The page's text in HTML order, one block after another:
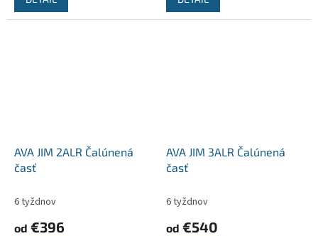
AVA JIM 2ALR Čalúnená
časť
6 tyždnov
od €396
AVA JIM 3ALR Čalúnená
časť
6 tyždnov
od €540